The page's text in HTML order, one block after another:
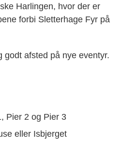
Harlingen, hvor der er
forbi Sletterhage Fyr på
afsted på nye eventyr.
Pier 2 og Pier 3
eller Isbjerget